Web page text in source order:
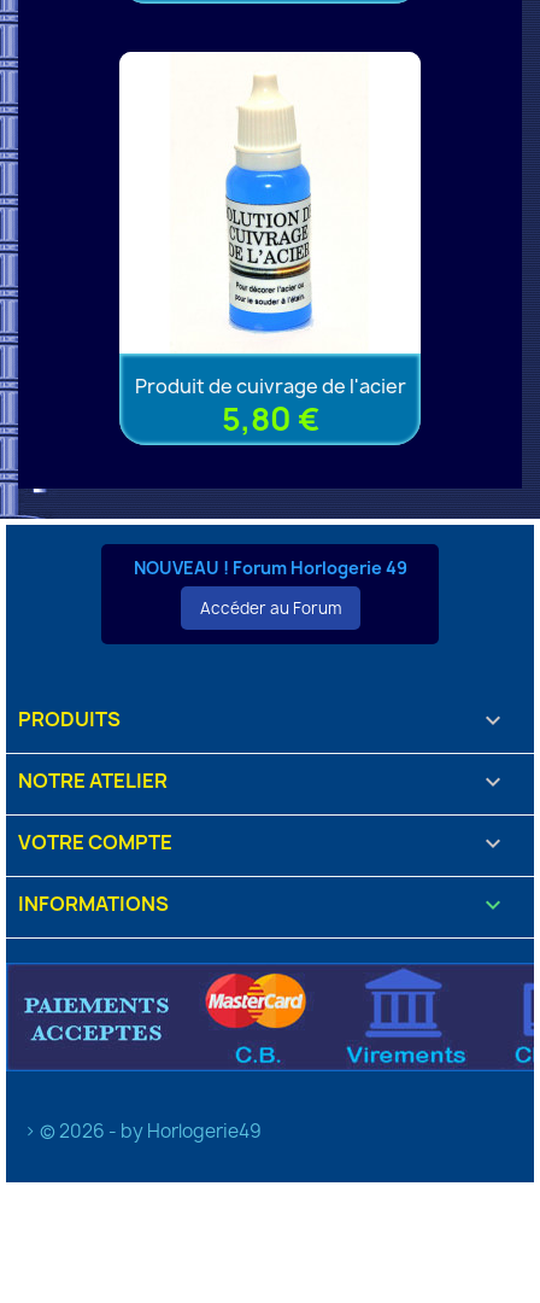
Produit de cuivrage de l'acier
5,80 €
NOUVEAU ! Forum Horlogerie 49
Accéder au Forum
PRODUITS 
NOTRE ATELIER 
VOTRE COMPTE 
INFORMATIONS keyboard_arrow_down
> © 2026 - by Horlogerie49